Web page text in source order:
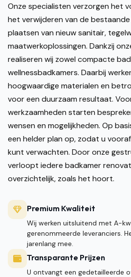
Onze specialisten verzorgen het
het verwijderen van de
plaatsen van nieuw sanitair,
maatwerkoplossingen. Dankzij
realiseren wij zowel compacte
wellnessbadkamers. Daarbij
hoogwaardige materialen en
voor een duurzaam resultaat.
werkzaamheden starten
wensen en mogelijkheden. Op
een helder plan op, zodat u
kunt verwachten. Door onze
verloopt iedere badkamer
overzichtelijk, zoals het hoort.
Premium Kwaliteit
Wij werken uitsluitend met A-
gerenommeerde leveranciers.
jarenlang mee.
Transparante Prijzen
U ontvangt een gedetailleerde